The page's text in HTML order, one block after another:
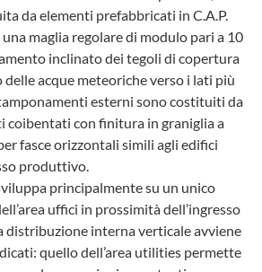
da elementi prefabbricati in C.A.P.
maglia regolare di modulo pari a 10
inclinato dei tegoli di copertura
acque meteoriche verso i lati più
esterni sono costituiti da
coibentati con finitura in graniglia a
fasce orizzontali simili agli edifici
produttivo.
principalmente su un unico
uffici in prossimità dell’ingresso
distribuzione interna verticale avviene
quello dell’area utilities permette